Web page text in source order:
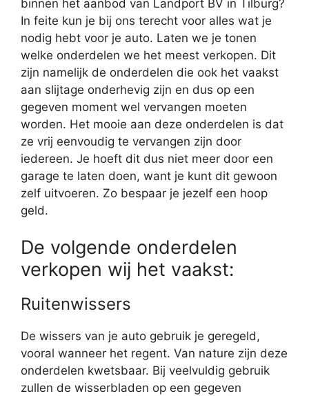
binnen het aanbod van Landport BV in Tilburg?
In feite kun je bij ons terecht voor alles wat je
nodig hebt voor je auto. Laten we je tonen
welke onderdelen we het meest verkopen. Dit
zijn namelijk de onderdelen die ook het vaakst
aan slijtage onderhevig zijn en dus op een
gegeven moment wel vervangen moeten
worden. Het mooie aan deze onderdelen is dat
ze vrij eenvoudig te vervangen zijn door
iedereen. Je hoeft dit dus niet meer door een
garage te laten doen, want je kunt dit gewoon
zelf uitvoeren. Zo bespaar je jezelf een hoop
geld.
De volgende onderdelen
verkopen wij het vaakst:
Ruitenwissers
De wissers van je auto gebruik je geregeld,
vooral wanneer het regent. Van nature zijn deze
onderdelen kwetsbaar. Bij veelvuldig gebruik
zullen de wisserbladen op een gegeven